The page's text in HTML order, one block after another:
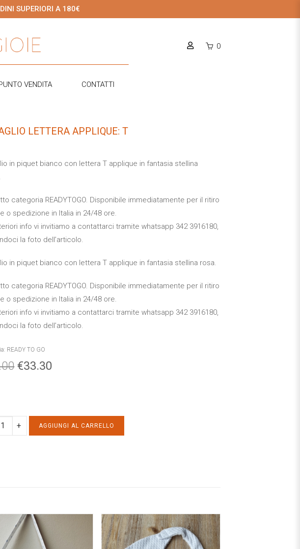
SUPERIORI A 180€
0
VENDITA CONTATTI
LETTERA APPLIQUE: T
in piquet bianco con lettera T applique in fantasia stellina
categoria READYTOGO. Disponibile immediatamente per il ritiro
o spedizione in Italia in 24/48 ore.
info vi invitiamo a contattarci tramite whatsapp 342 3916180,
la foto dell’articolo.
in piquet bianco con lettera T applique in fantasia stellina rosa.
categoria READYTOGO. Disponibile immediatamente per il ritiro
o spedizione in Italia in 24/48 ore.
info vi invitiamo a contattarci tramite whatsapp 342 3916180,
la foto dell’articolo.
READY TO GO
€33.30
AGGIUNGI AL CARRELLO